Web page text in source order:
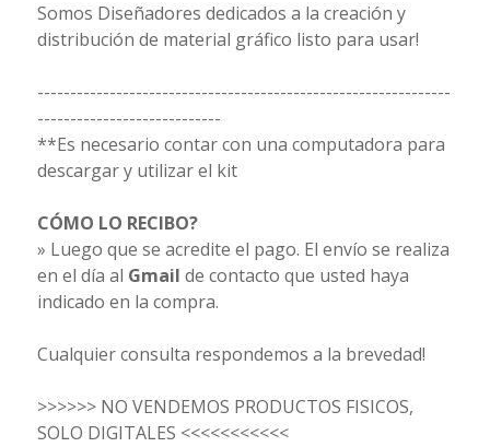
Somos Diseñadores dedicados a la creación y
distribución de material gráfico listo para usar!
---------------------------------------------------------------
----------------------------
**Es necesario contar con una computadora para
descargar y utilizar el kit
CÓMO LO RECIBO?
» Luego que se acredite el pago. El envío se realiza
en el día al Gmail de contacto que usted haya
indicado en la compra.
Cualquier consulta respondemos a la brevedad!
>>>>>> NO VENDEMOS PRODUCTOS FISICOS,
SOLO DIGITALES <<<<<<<<<<<